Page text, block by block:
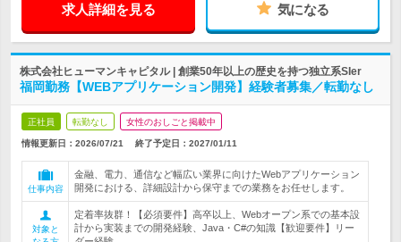
求人詳細を見る 気になる
株式会社ヒューマンキャピタル | 創業50年以上の歴史を持つ独立系SIer
福岡勤務【WEBアプリケーション開発】経験者募集／転勤なし
正社員 転勤なし 女性のおしごと掲載中
情報更新日：2026/07/21 終了予定日： 2027/01/11
仕事内容
金融、電力、通信など幅広い業界に向けたWebアプリケーション
開発における、詳細設計から保守までの業務をお任せします。
対象と
定着率抜群！【必須要件】高卒以上、Webオープン系での基本設
計から実装までの開発経験、Java・C#の知識【歓迎要件】リー